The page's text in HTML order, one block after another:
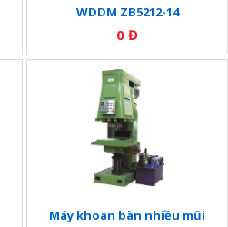
WDDM ZB5212-14
0 Đ
Máy khoan bàn nhiều mũi